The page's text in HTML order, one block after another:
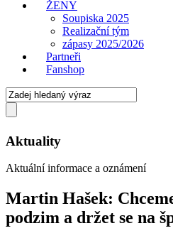
ŽENY
Soupiska 2025
Realizační tým
zápasy 2025/2026
Partneři
Fanshop
Aktuality
Aktuální informace a oznámení
Martin Hašek:
podzim a držet se na